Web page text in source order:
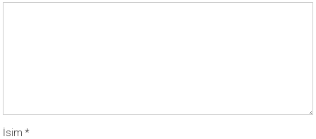
İsim*